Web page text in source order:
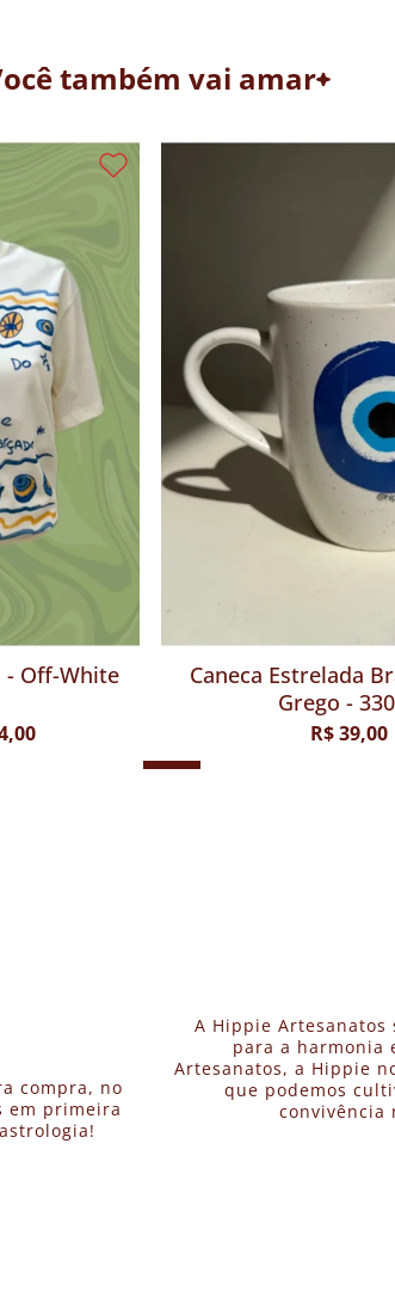
também vai amar
- Off-White
Caneca Estrelada
Grego -
R$ 39,00
compra, no
em primeira
A Hippie
para a harmonia
Artesanatos, a Hippie
que podemos
convivência